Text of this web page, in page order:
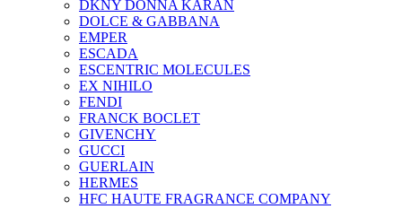
DKNY DONNA KARAN
DOLCE & GABBANA
EMPER
ESCADA
ESCENTRIC MOLECULES
EX NIHILO
FENDI
FRANCK BOCLET
GIVENCHY
GUCCI
GUERLAIN
HERMES
HFC HAUTE FRAGRANCE COMPANY